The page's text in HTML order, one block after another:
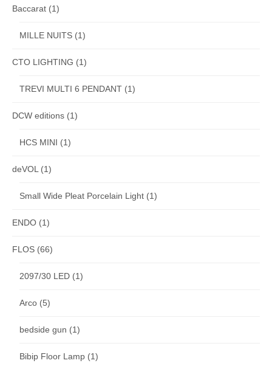
Baccarat (1)
MILLE NUITS (1)
CTO LIGHTING (1)
TREVI MULTI 6 PENDANT (1)
DCW editions (1)
HCS MINI (1)
deVOL (1)
Small Wide Pleat Porcelain Light (1)
ENDO (1)
FLOS (66)
2097/30 LED (1)
Arco (5)
bedside gun (1)
Bibip Floor Lamp (1)